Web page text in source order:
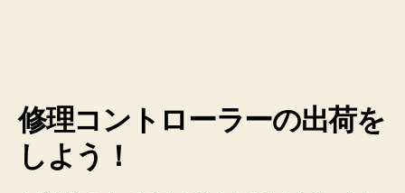
修理コントローラーの出荷を
しよう！